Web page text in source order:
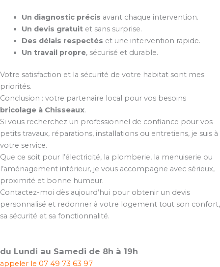
Un diagnostic précis avant chaque intervention.
Un devis gratuitet sans surprise.
Des délais respectés et une intervention rapide.
Un travail propre, sécurisé et durable.
Votre satisfaction et la sécurité de votre habitat sont mes
priorités.
Conclusion : votre partenaire local pour vos besoins
bricolage à Chisseaux.
Si vous recherchez un professionnel de confiance pour vos
petits travaux, réparations, installations ou entretiens, je suis à
votre service.
Que ce soit pour l’électricité, la plomberie, la menuiserie ou
l’aménagement intérieur, je vous accompagne avec sérieux,
proximité et bonne humeur.
Contactez-moi dès aujourd’hui pour obtenir un devis
personnalisé et redonner à votre logement tout son confort,
sa sécurité et sa fonctionnalité.
du Lundi au Samedi de 8h à 19h
appeler le 07 49 73 63 97